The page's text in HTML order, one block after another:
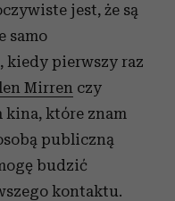
jest, że są
samo
kiedy pierwszy raz
Mirren czy
które znam
publiczną
budzić
kontaktu.